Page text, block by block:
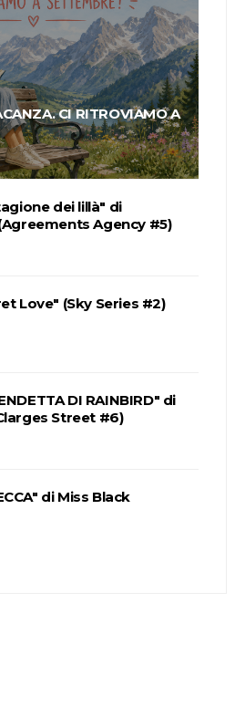
CI RITROVIAMO A
dei lillà" di
Agency #5)
Love" (Sky Series #2)
DI RAINBIRD" di
Street #6)
di Miss Black